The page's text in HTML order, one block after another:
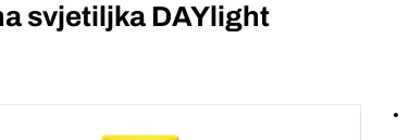
svjetiljka DAYlight